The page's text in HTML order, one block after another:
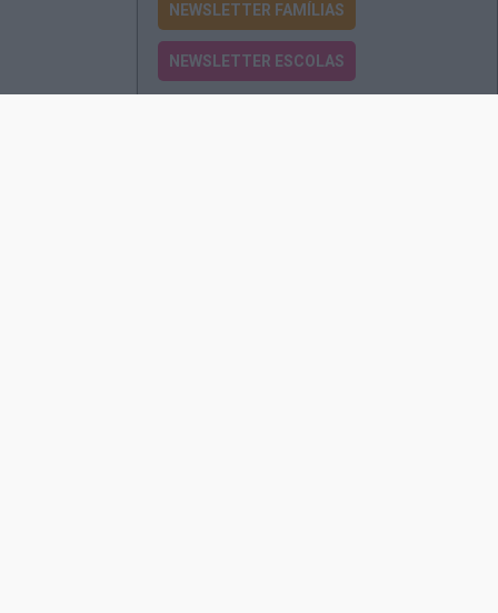
NEWSLETTER FAMÍLIAS
NEWSLETTER ESCOLAS